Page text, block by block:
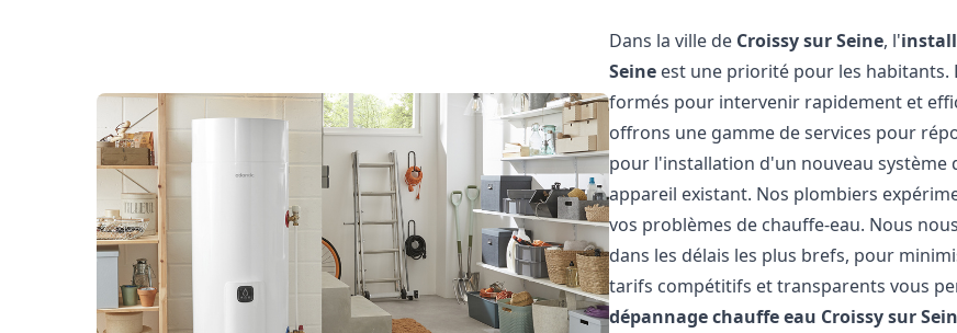
Dans la ville de Croissy sur Seine, l'
Seine est une priorité pour les
formés pour intervenir rapidement et
offrons une gamme de services pour
pour l'installation d'un nouveau système
appareil existant. Nos plombiers
vos problèmes de chauffe-eau. Nous
dans les délais les plus brefs, pour
tarifs compétitifs et transparents vous
dépannage chauffe eau Croissy sur